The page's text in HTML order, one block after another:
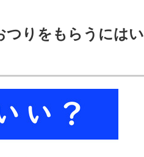
つりをもらうには